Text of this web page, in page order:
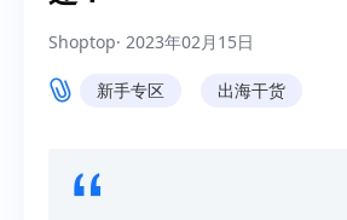
Shoptop· 2023年02月15日
新手专区 出海干货